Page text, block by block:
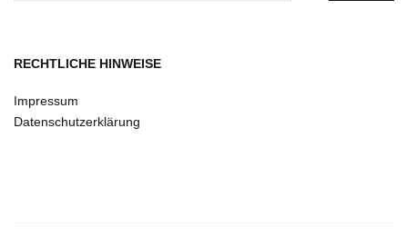
RECHTLICHE HINWEISE
Impressum
Datenschutzerklärung